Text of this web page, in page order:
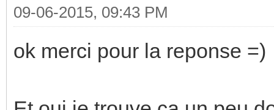
09-06-2015, 09:43 PM
ok merci pour la reponse =)